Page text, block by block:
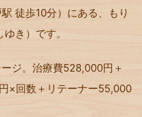
徒歩10分）にある、もり
き）です。
ジ。治療費528,000円＋
×回数＋リテーナー55,000